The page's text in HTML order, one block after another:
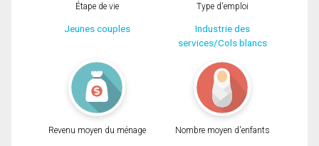
Étape de vie
Jeunes couples
Type d'emploi
Industrie des
services/Cols blancs
Revenu moyen du ménage Nombre moyen d'enfants